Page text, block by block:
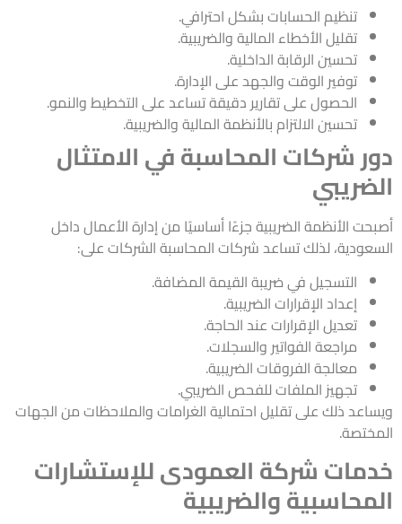
تنظيم الحسابات بشكل احترافي.
تقليل الأخطاء المالية والضريبية.
تحسين الرقابة الداخلية.
توفير الوقت والجهد على الإدارة.
الحصول على تقارير دقيقة تساعد على التخطيط والنمو.
تحسين الالتزام بالأنظمة المالية والضريبية.
دور شركات المحاسبة في الامتثال
الضريبي
أصبحت الأنظمة الضريبية جزءًا أساسيًا من إدارة الأعمال داخل
السعودية، لذلك تساعد شركات المحاسبة الشركات على:
التسجيل في ضريبة القيمة المضافة.
إعداد الإقرارات الضريبية.
تعديل الإقرارات عند الحاجة.
مراجعة الفواتير والسجلات.
معالجة الفروقات الضريبية.
تجهيز الملفات للفحص الضريبي.
ويساعد ذلك على تقليل احتمالية الغرامات والملاحظات من الجهات
المختصة.
خدمات شركة العمودى للإستشارات
المحاسبية والضريبية